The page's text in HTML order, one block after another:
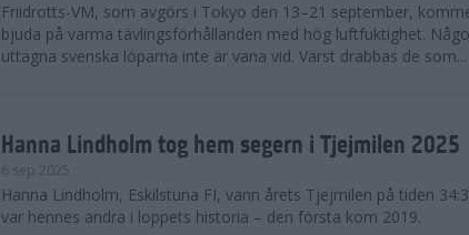
Friidrotts-VM, som avgörs i Tokyo den 13–21 september,
bjuda på varma tävlingsförhållanden med hög luftfuktighet.
uttagna svenska löparna inte är vana vid. Värst drabbas de som...
Hanna Lindholm tog hem segern i Tjejmilen 2025
6 sep 2025
Hanna Lindholm, Eskilstuna FI, vann årets Tjejmilen på tiden
var hennes andra i loppets historia – den första kom 2019.